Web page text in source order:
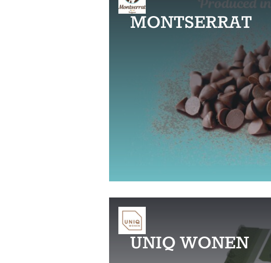
MONTSERRAT
UNIQ WONEN